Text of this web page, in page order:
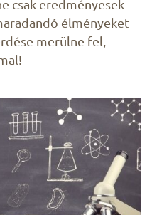
csak eredményesek
élményeket
merülne fel,